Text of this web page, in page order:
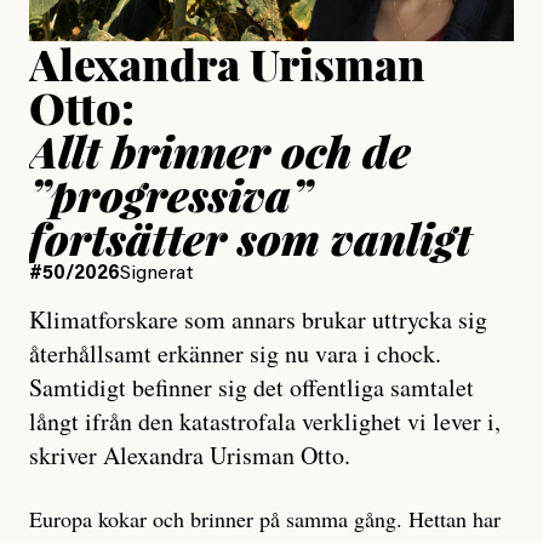
Alexandra Urisman
Otto:
Allt brinner och de
”progressiva”
fortsätter som vanligt
#50/2026Signerat
Klimatforskare som annars brukar uttrycka sig
återhållsamt erkänner sig nu vara i chock.
Samtidigt befinner sig det offentliga samtalet
långt ifrån den katastrofala verklighet vi lever i,
skriver Alexandra Urisman Otto.
Europa kokar och brinner på samma gång. Hettan har